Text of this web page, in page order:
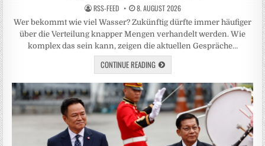
RSS-FEED 8. AUGUST 2026
Wer bekommt wie viel Wasser? Zukünftig dürfte immer häufiger
über die Verteilung knapper Mengen verhandelt werden. Wie
komplex das sein kann, zeigen die aktuellen Gespräche…
CONTINUE READING